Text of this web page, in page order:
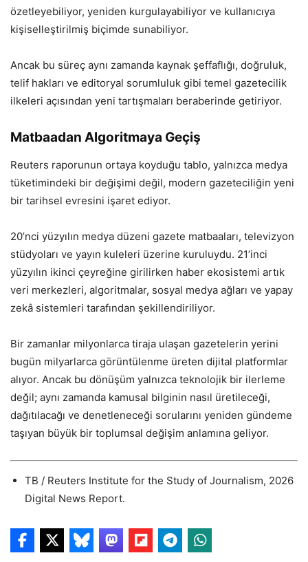
özetleyebiliyor, yeniden kurgulayabiliyor ve kullanıcıya
kişiselleştirilmiş biçimde sunabiliyor.
Ancak bu süreç aynı zamanda kaynak şeffaflığı, doğruluk,
telif hakları ve editoryal sorumluluk gibi temel gazetecilik
ilkeleri açısından yeni tartışmaları beraberinde getiriyor.
Matbaadan Algoritmaya Geçiş
Reuters raporunun ortaya koyduğu tablo, yalnızca medya
tüketimindeki bir değişimi değil, modern gazeteciliğin yeni
bir tarihsel evresini işaret ediyor.
20’nci yüzyılın medya düzeni gazete matbaaları, televizyon
stüdyoları ve yayın kuleleri üzerine kuruluydu. 21’inci
yüzyılın ikinci çeyreğine girilirken haber ekosistemi artık
veri merkezleri, algoritmalar, sosyal medya ağları ve yapay
zekâ sistemleri tarafından şekillendiriliyor.
Bir zamanlar milyonlarca tiraja ulaşan gazetelerin yerini
bugün milyarlarca görüntülenme üreten dijital platformlar
alıyor. Ancak bu dönüşüm yalnızca teknolojik bir ilerleme
değil; aynı zamanda kamusal bilginin nasıl üretileceği,
dağıtılacağı ve denetleneceği sorularını yeniden gündeme
taşıyan büyük bir toplumsal değişim anlamına geliyor.
TB / Reuters Institute for the Study of Journalism, 2026
Digital News Report.